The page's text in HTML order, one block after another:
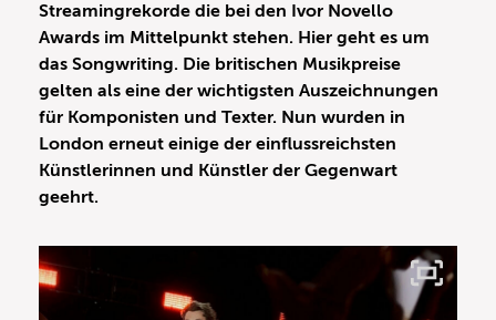
Streamingrekorde die bei den Ivor Novello
Awards im Mittelpunkt stehen. Hier geht es um
das Songwriting. Die britischen Musikpreise
gelten als eine der wichtigsten Auszeichnungen
für Komponisten und Texter. Nun wurden in
London erneut einige der einflussreichsten
Künstlerinnen und Künstler der Gegenwart
geehrt.